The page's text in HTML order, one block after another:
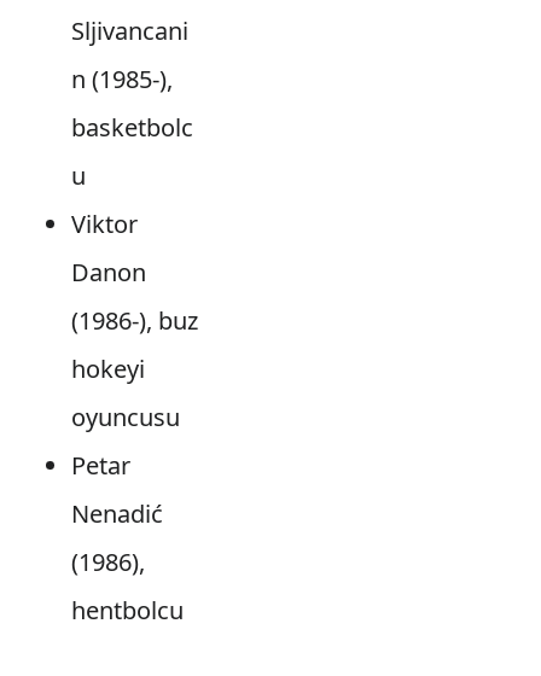
Sljivancani
n (1985-),
basketbolc
u
Viktor
Danon
(1986-), buz
hokeyi
oyuncusu
Petar
Nenadić
(1986),
hentbolcu